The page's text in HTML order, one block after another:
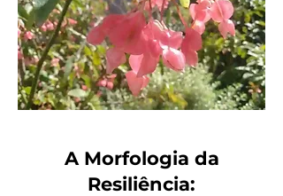
A Morfologia da
Resiliência: